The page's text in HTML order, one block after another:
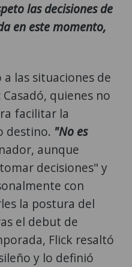
las decisiones de
en este momento,
las situaciones de
quienes no
facilitar la
destino. "No es
aunque
decisiones" y
con
la postura del
el debut de
Flick resaltó
y lo definió